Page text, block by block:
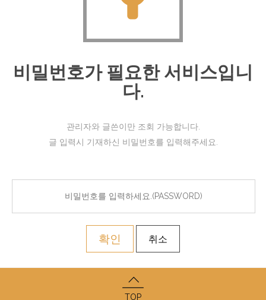
비밀번호가 필요한 서비스입니
다.
관리자와 글쓴이만 조회 가능합니다.
글 입력시 기재하신 비밀번호를 입력해주세요.
확인 취소
TOP